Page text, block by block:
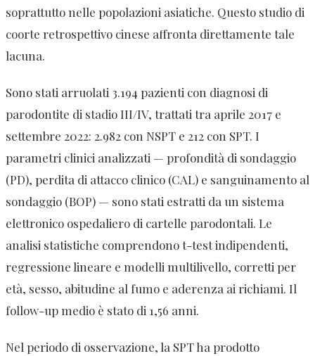
soprattutto nelle popolazioni asiatiche. Questo studio di
coorte retrospettivo cinese affronta direttamente tale
lacuna.
Sono stati arruolati 3.194 pazienti con diagnosi di
parodontite di stadio III/IV, trattati tra aprile 2017 e
settembre 2022: 2.982 con NSPT e 212 con SPT. I
parametri clinici analizzati — profondità di sondaggio
(PD), perdita di attacco clinico (CAL) e sanguinamento al
sondaggio (BOP) — sono stati estratti da un sistema
elettronico ospedaliero di cartelle parodontali. Le
analisi statistiche comprendono t-test indipendenti,
regressione lineare e modelli multilivello, corretti per
età, sesso, abitudine al fumo e aderenza ai richiami. Il
follow-up medio è stato di 1,56 anni.
Nel periodo di osservazione, la SPT ha prodotto